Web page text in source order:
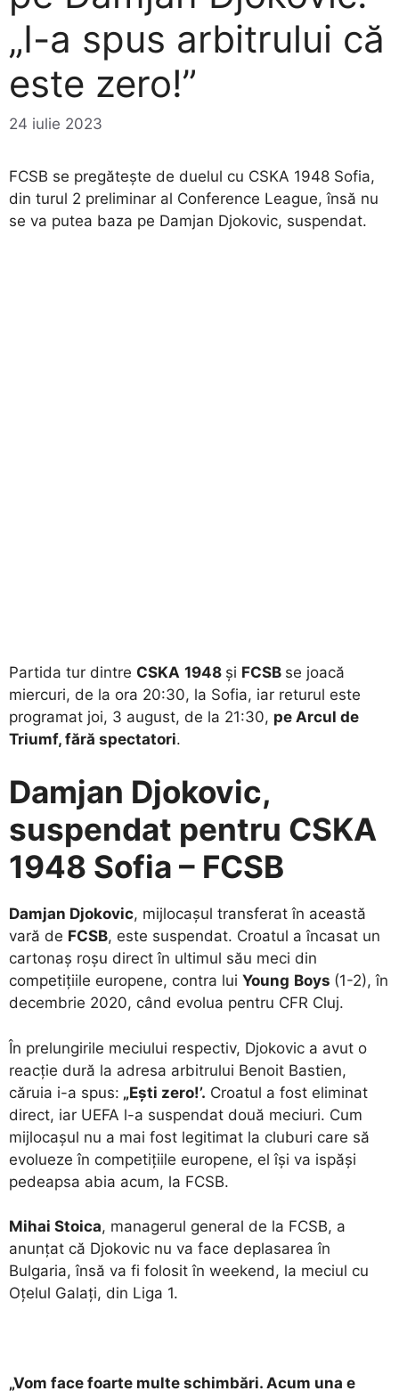
„I-a spus arbitrului că
este zero!”
24 iulie 2023
FCSB se pregătește de duelul cu CSKA 1948 Sofia,
din turul 2 preliminar al Conference League, însă nu
se va putea baza pe Damjan Djokovic, suspendat.
Partida tur dintre CSKA 1948 și FCSB se joacă
miercuri, de la ora 20:30, la Sofia, iar returul este
programat joi, 3 august, de la 21:30, pe Arcul de
Triumf, fără spectatori.
Damjan Djokovic,
suspendat pentru CSKA
1948 Sofia – FCSB
Damjan Djokovic, mijlocașul transferat în această
vară de FCSB, este suspendat. Croatul a încasat un
cartonaș roșu direct în ultimul său meci din
competițiile europene, contra lui Young Boys (1-2), în
decembrie 2020, când evolua pentru CFR Cluj.
În prelungirile meciului respectiv, Djokovic a avut o
reacție dură la adresa arbitrului Benoit Bastien,
căruia i-a spus: „Ești zero!’. Croatul a fost eliminat
direct, iar UEFA l-a suspendat două meciuri. Cum
mijlocașul nu a mai fost legitimat la cluburi care să
evolueze în competițiile europene, el își va ispăși
pedeapsa abia acum, la FCSB.
Mihai Stoica, managerul general de la FCSB, a
anunțat că Djokovic nu va face deplasarea în
Bulgaria, însă va fi folosit în weekend, la meciul cu
Oțelul Galați, din Liga 1.
„Vom face foarte multe schimbări. Acum una e